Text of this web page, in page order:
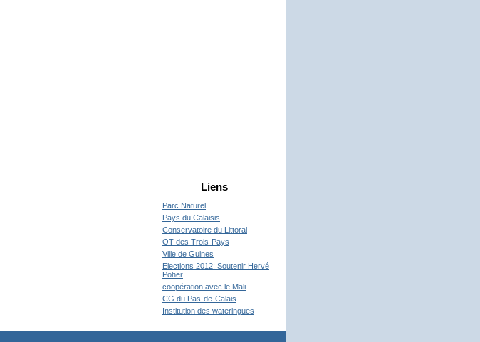
Liens
Parc Naturel
Pays du Calaisis
Conservatoire du Littoral
OT des Trois-Pays
Ville de Guines
Elections 2012: Soutenir Hervé
Poher
coopération avec le Mali
CG du Pas-de-Calais
Institution des wateringues